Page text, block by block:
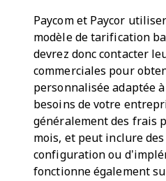
Paycom et Paycor
modèle de tarification
devrez donc contacter
commerciales pour
personnalisée adaptée
besoins de votre
généralement des frais
mois, et peut inclure
configuration ou
fonctionne également